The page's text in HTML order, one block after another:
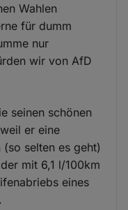
Wahlen
für dumm
nur
wir von AfD
seinen schönen
er eine
selten es geht)
mit 6,1 l/100km
eines